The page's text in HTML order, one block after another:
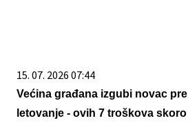
15. 07. 2026 07:44
Većina građana izgubi novac
letovanje - ovih 7 troškova